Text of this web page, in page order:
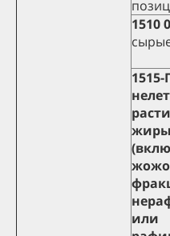
1510
или